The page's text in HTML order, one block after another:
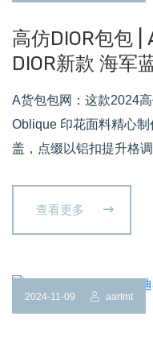
高仿DIOR包包
DIOR新款 海军
A货包包网：这款2024
Oblique 印花面料精心
盖，点缀以铝扣提升格
查看更多
2024-11-09 aartmt